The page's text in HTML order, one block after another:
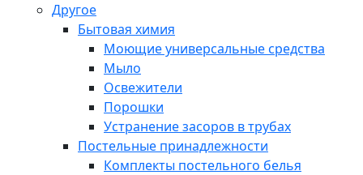
Другое
Бытовая химия
Моющие универсальные средства
Мыло
Освежители
Порошки
Устранение засоров в трубах
Постельные принадлежности
Комплекты постельного белья